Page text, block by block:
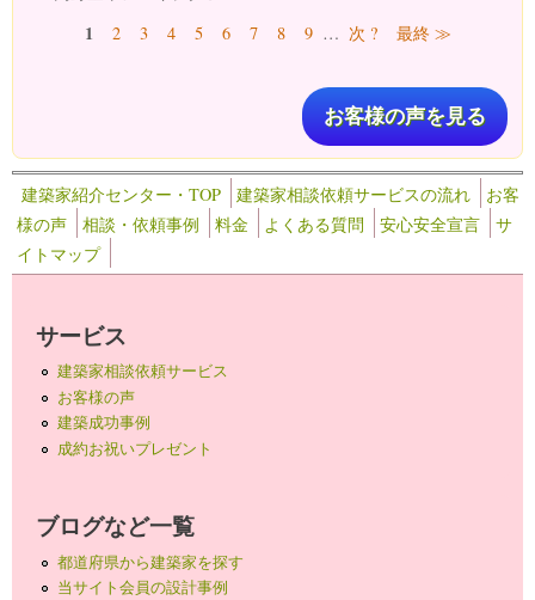
ページ1 2 3 4 5 6 7 8 9 … 次 ? 最終 ≫
お客様の声を見る
建築家紹介センター・TOP 建築家相談依頼サービスの流れ
お客
様の声
相談・依頼事例 料金 よくある質問 安心安全宣言
サ
イトマップ
サービス
建築家相談依頼サービス
お客様の声
建築成功事例
成約お祝いプレゼント
ブログなど一覧
都道府県から建築家を探す
当サイト会員の設計事例